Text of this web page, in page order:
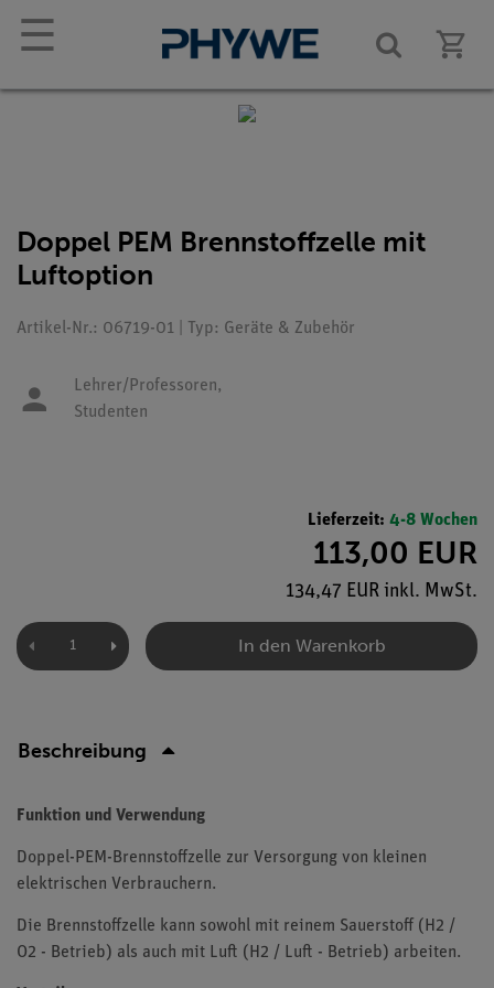
☰
Doppel PEM Brennstoffzelle mit
Luftoption
Artikel-Nr.: 06719-01 | Typ: Geräte & Zubehör
Lehrer/Professoren,
Studenten
Lieferzeit: 4-8 Wochen
113,00 EUR
134,47 EUR inkl. MwSt.
In den Warenkorb
Beschreibung
Funktion und Verwendung
Doppel-PEM-Brennstoffzelle zur Versorgung von kleinen
elektrischen Verbrauchern.
Die Brennstoffzelle kann sowohl mit reinem Sauerstoff (H2 /
O2 - Betrieb) als auch mit Luft (H2 / Luft - Betrieb) arbeiten.